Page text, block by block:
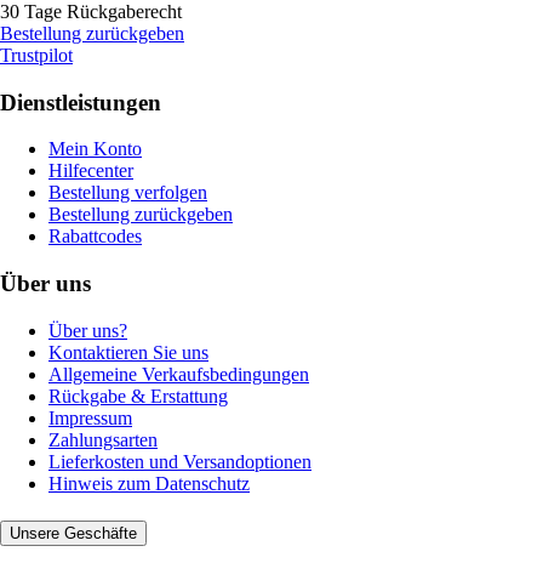
30 Tage Rückgaberecht
Bestellung zurückgeben
Trustpilot
Dienstleistungen
Mein Konto
Hilfecenter
Bestellung verfolgen
Bestellung zurückgeben
Rabattcodes
Über uns
Über uns?
Kontaktieren Sie uns
Allgemeine Verkaufsbedingungen
Rückgabe & Erstattung
Impressum
Zahlungsarten
Lieferkosten und Versandoptionen
Hinweis zum Datenschutz
Unsere Geschäfte